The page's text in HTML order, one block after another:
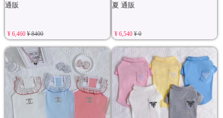
通販
¥ 6,460¥ 8400
夏 通販
¥ 6,540¥ 0